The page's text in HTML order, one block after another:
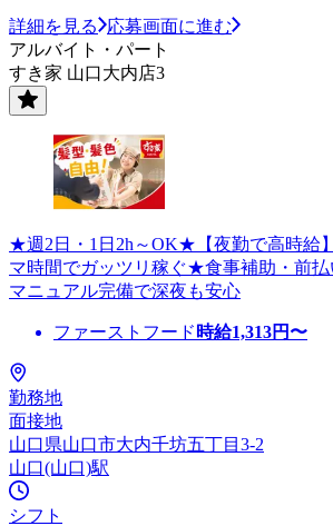
詳細を見る
応募画面に進む
アルバイト・パート
すき家 山口大内店3
★週2日・1日2h～OK★【夜勤で高時給
マ時間でガッツリ稼ぐ★食事補助・前
マニュアル完備で深夜も安心
ファーストフード 時給1,313円〜
勤務地
面接地
山口県山口市大内千坊五丁目3-2
山口(山口)駅
シフト